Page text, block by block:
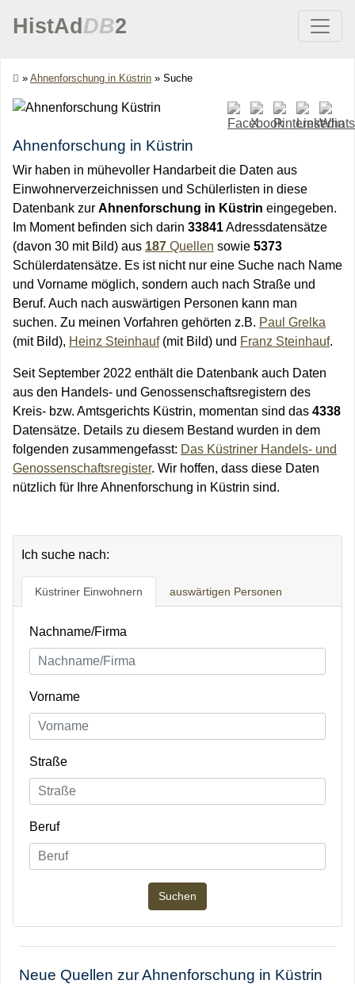
HistAd DB2
» Ahnenforschung in Küstrin » Suche
Ahnenforschung in Küstrin
Wir haben in mühevoller Handarbeit die Daten aus
Einwohnerverzeichnissen und Schülerlisten in diese
Datenbank zur Ahnenforschung in Küstrin eingegeben.
Im Moment befinden sich darin 33841Adressdatensätze
(davon 30 mit Bild) aus 187 Quellen sowie 5373
Schülerdatensätze. Es ist nicht nur eine Suche nach Name
und Vorname möglich, sondern auch nach Straße und
Beruf. Auch nach auswärtigen Personen kann man
suchen. Zu meinen Vorfahren gehörten z.B. Paul Grelka
(mit Bild), Heinz Steinhauf(mit Bild) und Franz Steinhauf.
Seit September 2022 enthält die Datenbank auch Daten
aus den Handels- und Genossenschaftsregistern des
Kreis- bzw. Amtsgerichts Küstrin, momentan sind das 4338
Datensätze. Details zu diesem Bestand wurden in dem
folgenden zusammengefasst: Das Küstriner Handels- und
Genossenschaftsregister. Wir hoffen, dass diese Daten
nützlich für Ihre Ahnenforschung in Küstrin sind.
Ich suche nach:
Küstriner Einwohnern auswärtigen Personen
Nachname/Firma
Vorname
Straße
Beruf
Neue Quellen zur Ahnenforschung in Küstrin